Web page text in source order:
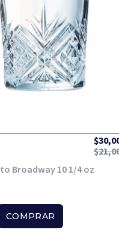
$
$
Broadway 10 1/4 oz
COMPRAR